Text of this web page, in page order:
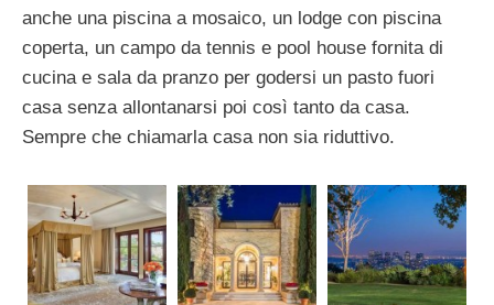
anche una piscina a mosaico, un lodge con piscina
coperta, un campo da tennis e pool house fornita di
cucina e sala da pranzo per godersi un pasto fuori
casa senza allontanarsi poi così tanto da casa.
Sempre che chiamarla casa non sia riduttivo.